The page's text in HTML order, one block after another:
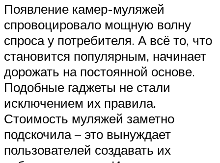
Появление камер-муляжей
спровоцировало мощную волну
спроса у потребителя. А всё то, что
становится популярным, начинает
дорожать на постоянной основе.
Подобные гаджеты не стали
исключением их правила.
Стоимость муляжей заметно
подскочила – это вынуждает
пользователей создавать их